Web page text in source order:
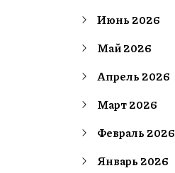
Июнь 2026
Май 2026
Апрель 2026
Март 2026
Февраль 2026
Январь 2026